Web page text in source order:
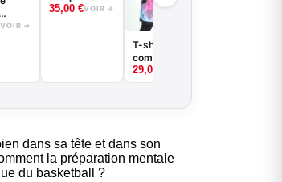
les
VOIR →
à manches
35,00 €VOIR →
T-shirt de
compression
basketball -
29,00
dans sa tête et dans son
la préparation mentale
du basketball ?